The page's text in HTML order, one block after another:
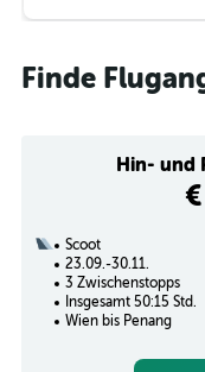
Finde
Hin- und
Scoot
23.09.-30.11.
3 Zwischenstopps
Insgesamt 50:15 Std.
Wien bis Penang